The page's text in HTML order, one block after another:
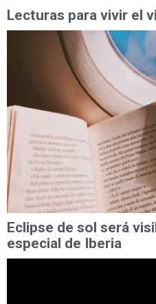
Lecturas para vivir el
Eclipse de sol será
especial de Iberia